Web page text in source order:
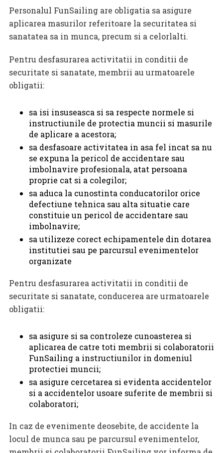
Personalul FunSailing are obligatia sa asigure
aplicarea masurilor referitoare la securitatea si
sanatatea sa in munca, precum si a celorlalti.
Pentru desfasurarea activitatii in conditii de
securitate si sanatate, membrii au urmatoarele
obligatii:
sa isi insuseasca si sa respecte normele si
instructiunile de protectia muncii si masurile
de aplicare a acestora;
sa desfasoare activitatea in asa fel incat sa nu
se expuna la pericol de accidentare sau
imbolnavire profesionala, atat persoana
proprie cat si a colegilor;
sa aduca la cunostinta conducatorilor orice
defectiune tehnica sau alta situatie care
constituie un pericol de accidentare sau
imbolnavire;
sa utilizeze corect echipamentele din dotarea
institutiei sau pe parcursul evenimentelor
organizate
Pentru desfasurarea activitatii in conditii de
securitate si sanatate, conducerea are urmatoarele
obligatii:
sa asigure si sa controleze cunoasterea si
aplicarea de catre toti membrii si colaboratorii
FunSailing a instructiunilor in domeniul
protectiei muncii;
sa asigure cercetarea si evidenta accidentelor
si a accidentelor usoare suferite de membrii si
colaboratori;
In caz de evenimente deosebite, de accidente la
locul de munca sau pe parcursul evenimentelor,